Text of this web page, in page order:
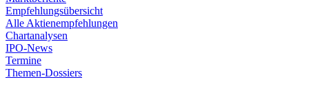
Empfehlungsübersicht
Alle Aktienempfehlungen
Chartanalysen
IPO-News
Termine
Themen-Dossiers